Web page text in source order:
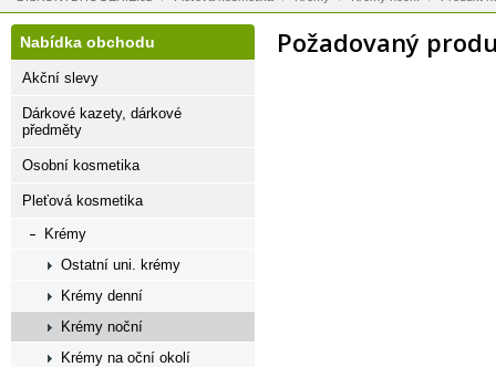
Požadovaný
Nabídka obchodu
Akční slevy
Dárkové kazety, dárkové
předměty
Osobní kosmetika
Pleťová kosmetika
Krémy
Ostatní uni. krémy
Krémy denní
Krémy noční
Krémy na oční okolí